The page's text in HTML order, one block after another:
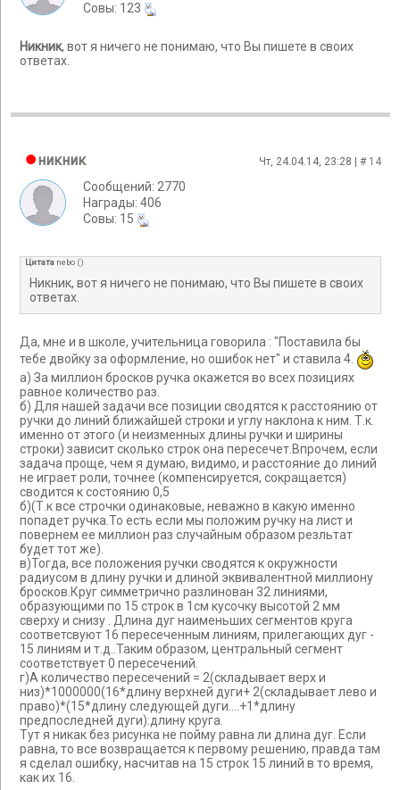
Cовы: 123
Никник, вот я ничего не понимаю, что Вы пишете в своих
ответах.
никник Чт, 24.04.14, 23:28 | # 14
Сообщений: 2770
Награды: 406
Cовы: 15
Цитата nebo ()
Никник, вот я ничего не понимаю, что Вы пишете в своих
ответах.
Да, мне и в школе, учительница говорила : "Поставила бы
тебе двойку за оформление, но ошибок нет" и ставила 4.
а) За миллион бросков ручка окажется во всех позициях
равное количество раз.
б) Для нашей задачи все позиции сводятся к расстоянию от
ручки до линий ближайшей строки и углу наклона к ним. Т.к.
именно от этого (и неизменных длины ручки и ширины
строки) зависит сколько строк она пересечет.Впрочем, если
задача проще, чем я думаю, видимо, и расстояние до линий
не играет роли, точнее (компенсируется, сокращается)
сводится к состоянию 0,5
б)(Т.к все строчки одинаковые, неважно в какую именно
попадет ручка.То есть если мы положим ручку на лист и
повернем ее миллион раз случайным образом резльтат
будет тот же).
в)Тогда, все положения ручки сводятся к окружности
радиусом в длину ручки и длиной эквивалентной миллиону
бросков.Круг симметрично разлинован 32 линиями,
образующими по 15 строк в 1см кусочку высотой 2 мм
сверху и снизу . Длина дуг наименьших сегментов круга
соответсвуют 16 пересеченным линиям, прилегающих дуг -
15 линиям и т.д..Таким образом, центральный сегмент
соответствует 0 пересечений.
г)А количество пересечений = 2(складывает верх и
низ)*1000000(16*длину верхней дуги+ 2(складывает лево и
право)*(15*длину следующей дуги....+1*длину
предпоследней дуги):длину круга.
Тут я никак без рисунка не пойму равна ли длина дуг. Если
равна, то все возвращается к первому решению, правда там
я сделал ошибку, насчитав на 15 строк 15 линий в то время,
как их 16.